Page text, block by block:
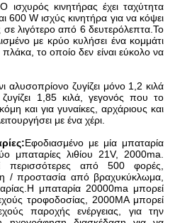
Ο ισχυρός κινητήρας έχει ταχύτητα
600 W ισχύς κινητήρα για να κόψει
σε λιγότερο από 6 δευτερόλεπτα.Το
με κρύο κυλήσει ένα κομμάτι
το οποίο δεν είναι εύκολο να
αλυσοπρίονο ζυγίζει μόνο 1,2 κιλά
1,85 κιλά, γεγονός που το
και για γυναίκες, αρχάριους και
με ένα χέρι.
Εφοδιασμένο με μία μπαταρία
μπαταρίες λιθίου 21V, 2000ma.
περισσότερες από 500 φορές,
/ προστασία από βραχυκύκλωμα,
μπαταρία 20000ma μπορεί
τροφοδοσίας, 2000MA μπορεί
παροχής ενέργειας, για την